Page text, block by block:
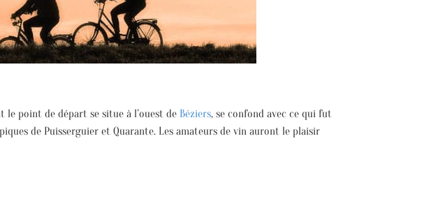
le point de départ se situe à l’ouest de Béziers, se confond avec ce qui fut
de Puisserguier et Quarante. Les amateurs de vin auront le plaisir